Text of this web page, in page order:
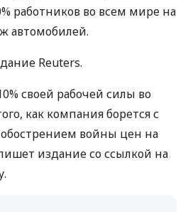
работников во всем мире на
автомобилей.
Reuters.
своей рабочей силы во
как компания борется с
войны цен на
издание со ссылкой на